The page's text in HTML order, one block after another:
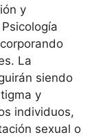
y
La
siendo
y
individuos,
sexual o